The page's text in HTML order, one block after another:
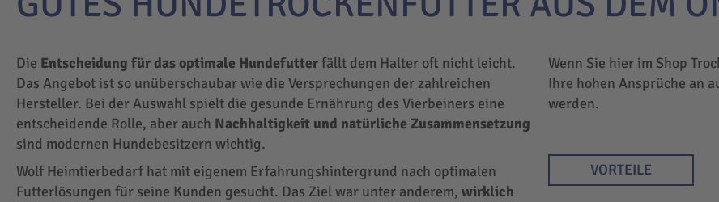
Die Entscheidung für das optimale Hundefutterfällt dem Halter oft nicht leicht.
Das Angebot ist so unüberschaubar wie die Versprechungen der zahlreichen
Hersteller. Bei der Auswahl spielt die gesunde Ernährung des Vierbeiners eine
entscheidende Rolle, aber auch Nachhaltigkeit und natürliche Zusammensetzung
sind modernen Hundebesitzern wichtig.
Wolf Heimtierbedarf hat mit eigenem Erfahrungshintergrund nach optimalen
Futterlösungen für seine Kunden gesucht. Das Ziel war unter anderem, wirklich
Wenn Sie hier im Shop
Ihre hohen Ansprüche an
werden.
VORTEILE